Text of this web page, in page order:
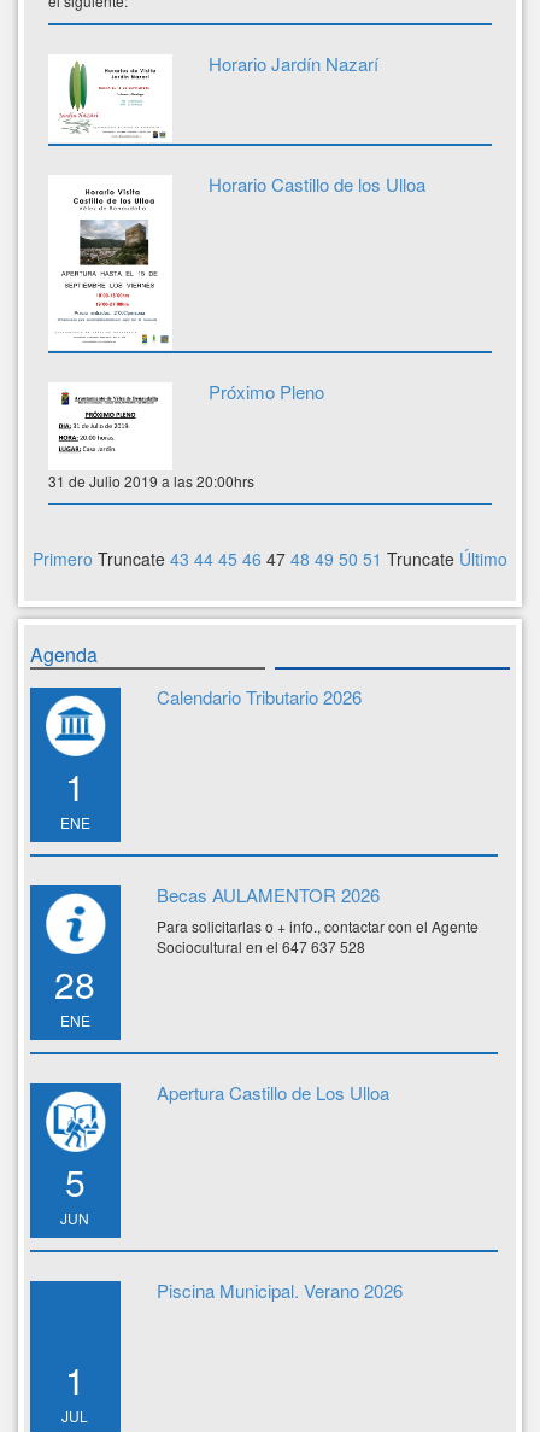
Horario Jardín Nazarí
Horario Castillo de los Ulloa
Próximo Pleno
31 de Julio 2019 a las 20:00hrs
Primero Truncate 43 44 45 46 47 48 49 50 51 Truncate Último
Agenda
1
ENE
Calendario Tributario 2026
28
ENE
Becas AULAMENTOR 2026
Para solicitarlas o + info., contactar con el Agente
Sociocultural en el 647 637 528
5
JUN
Apertura Castillo de Los Ulloa
1
JUL
Piscina Municipal. Verano 2026